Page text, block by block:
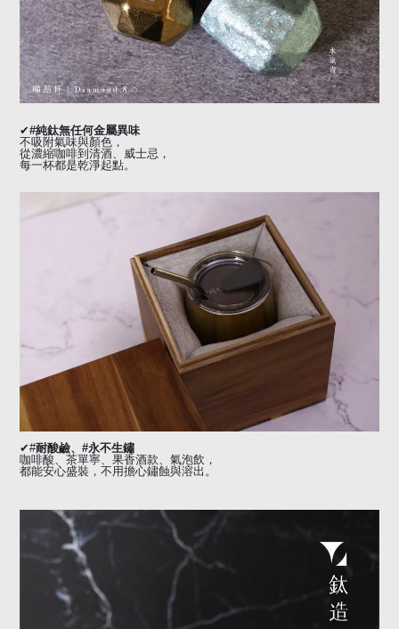
✔#純鈦無任何金屬異味
不吸附氣味與顏色，
從濃縮咖啡到清酒、威士忌，
每一杯都是乾淨起點。
✔#耐酸鹼、 #永不生鏽
咖啡酸、茶單寧、果香酒款、氣泡飲，
都能安心盛裝，不用擔心鏽蝕與溶出。